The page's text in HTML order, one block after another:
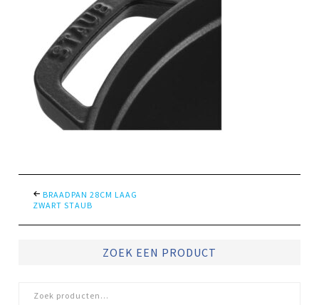
BRAADPAN 28CM LAAG
ZWART STAUB
ZOEK EEN PRODUCT
naar: